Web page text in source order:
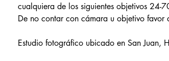
cualquiera de los siguientes objetivos
De no contar con cámara u objetivo
Estudio fotográfico ubicado en San Juan,